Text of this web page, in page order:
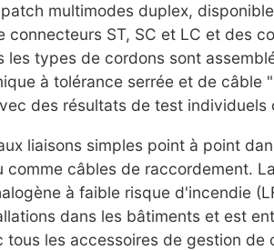
multimodes duplex,
connecteurs ST, SC et LC et des
les types de cordons sont
à tolérance serrée et de câble
des résultats de test individuels
liaisons simples point à point
comme câbles de raccordement.
à faible risque d'incendie
dans les bâtiments et est
tous les accessoires de gestion de